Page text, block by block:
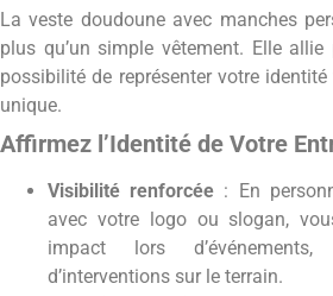
La veste doudoune avec manches
plus qu’un simple vêtement. Elle
possibilité de représenter votre
unique.
Affirmez l’Identité de Votre
Visibilité renforcée : En
avec votre logo ou slogan,
impact lors
d’interventions sur le terrain.